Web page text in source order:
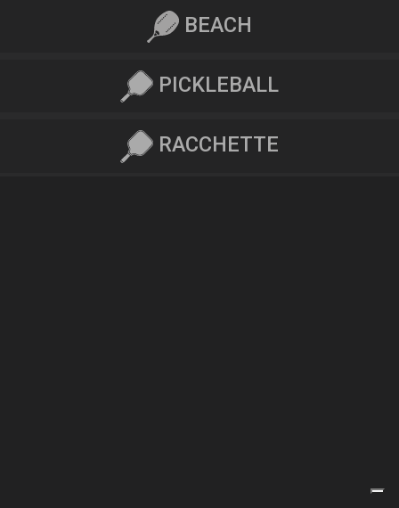
BEACH
PICKLEBALL
RACCHETTE